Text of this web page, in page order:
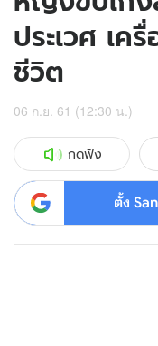
ประเวศ เค
ชีวิต
06 ก.ย. 61 (12:30 น.)
กดฟัง
ตั้ง